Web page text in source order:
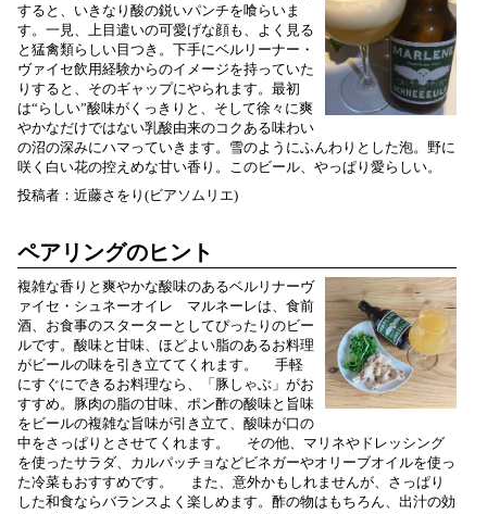
すると、いきなり酸の鋭いパンチを喰らいま
す。一見、上目遣いの可愛げな顔も、よく見る
と猛禽類らしい目つき。下手にベルリーナー・
ヴァイセ飲用経験からのイメージを持っていた
りすると、そのギャップにやられます。最初
は“らしい”酸味がくっきりと、そして徐々に爽
やかなだけではない乳酸由来のコクある味わい
の沼の深みにハマっていきます。雪のようにふんわりとした泡。野に
咲く白い花の控えめな甘い香り。このビール、やっぱり愛らしい。
投稿者：近藤さをり(ビアソムリエ)
ペアリングのヒント
複雑な香りと爽やかな酸味のあるベルリナーヴ
ァイセ・シュネーオイレ マルネーレは、食前
酒、お食事のスターターとしてぴったりのビー
ルです。酸味と甘味、ほどよい脂のあるお料理
がビールの味を引き立ててくれます。 手軽
にすぐにできるお料理なら、「豚しゃぶ」がお
すすめ。豚肉の脂の甘味、ポン酢の酸味と旨味
をビールの複雑な旨味が引き立て、酸味が口の
中をさっぱりとさせてくれます。 その他、マリネやドレッシング
を使ったサラダ、カルパッチョなどビネガーやオリーブオイルを使っ
た冷菜もおすすめです。 また、意外かもしれませんが、さっぱり
した和食ならバランスよく楽しめます。酢の物はもちろん、出汁の効